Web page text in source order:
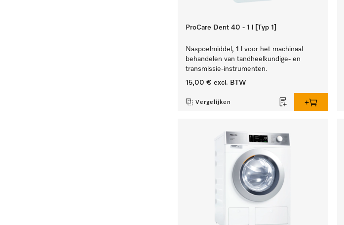
ProCare Dent 40 - 1 l [Typ 1]
Naspoelmiddel, 1 l voor het machinaal
behandelen van tandheelkundige- en
transmissie-instrumenten.
15,00 € excl. BTW
Vergelijken